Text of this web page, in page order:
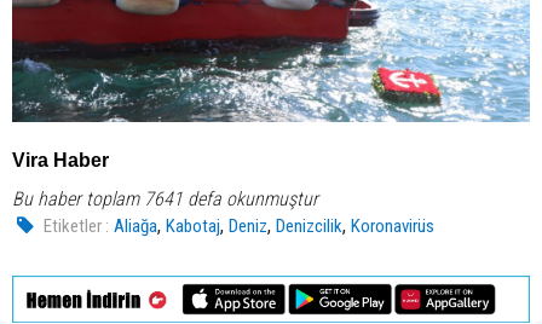
Vira Haber
Bu haber toplam 7641 defa okunmuştur
Etiketler : Aliağa,Kabotaj,Deniz,Denizcilik,Koronavirüs